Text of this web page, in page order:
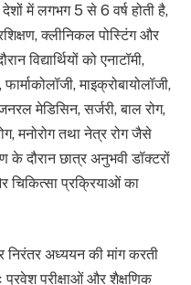
में लगभग 5 से 6 वर्ष होती है,
क्लीनिकल पोस्टिंग और
विद्यार्थियों को एनाटॉमी,
माइक्रोबायोलॉजी,
मेडिसिन, सर्जरी, बाल रोग,
मनोरोग तथा नेत्र रोग जैसे
के दौरान छात्र अनुभवी डॉक्टरों
चिकित्सा प्रक्रियाओं का
अध्ययन की मांग करती
परीक्षाओं और शैक्षणिक